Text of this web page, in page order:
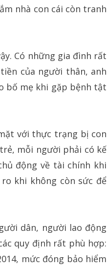
nhà con cái còn tranh
Có những gia đình rất
của người thân, anh
bố mẹ khi gặp bệnh tật
với thực trạng bị con
mỗi người phải có kế
động về tài chính khi
khi không còn sức để
dân, người lao động
quy định rất phù hợp:
mức đóng bảo hiểm